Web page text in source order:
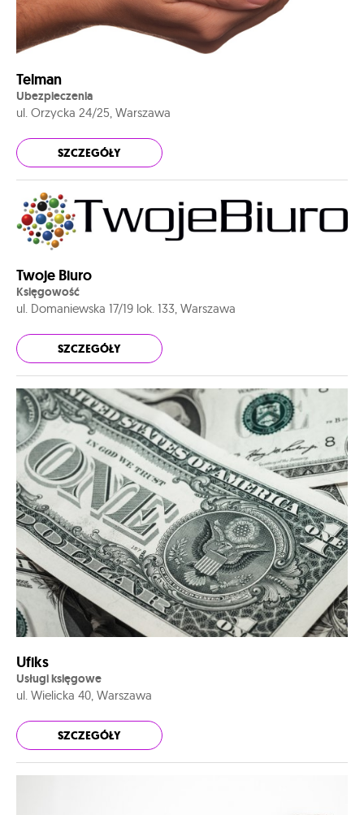
Telman
Ubezpieczenia
ul. Orzycka 24/25, Warszawa
SZCZEGÓŁY
Twoje Biuro
Księgowość
ul. Domaniewska 17/19 lok. 133, Warszawa
SZCZEGÓŁY
Ufiks
Usługi księgowe
ul. Wielicka 40, Warszawa
SZCZEGÓŁY